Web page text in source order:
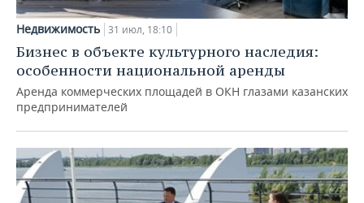
Недвижимость 31 июл, 18:10
Бизнес в объекте культурного наследия:
особенности национальной аренды
Аренда коммерческих площадей в ОКН глазами казанских
предпринимателей